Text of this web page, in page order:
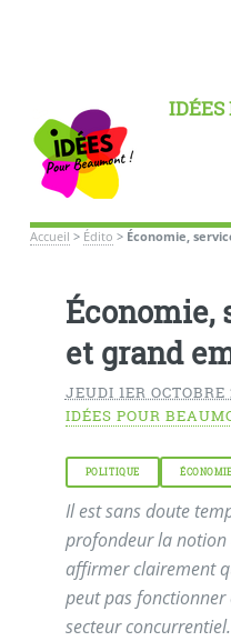
Accueil > Édito > Économie,
Économie,
et grand
JEUDI 1ER OCTOBRE
IDÉES POUR
POLITIQUE ÉCONOMIE
Il est sans doute
profondeur la notion
affirmer clairement
peut pas
secteur concurrentiel.